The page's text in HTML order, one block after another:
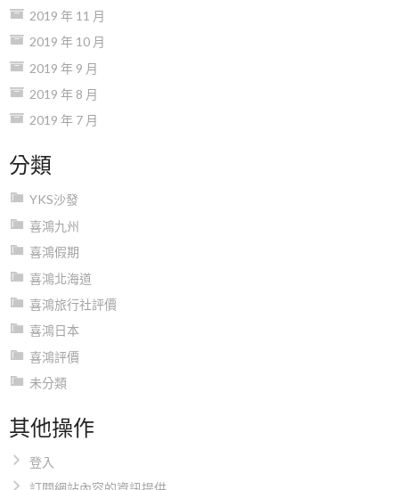
2019 年 11 月
2019 年 10 月
2019 年 9 月
2019 年 8 月
2019 年 7 月
分類
YKS沙發
喜鴻九州
喜鴻假期
喜鴻北海道
喜鴻旅行社評價
喜鴻日本
喜鴻評價
未分類
其他操作
登入